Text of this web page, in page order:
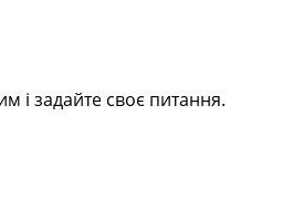
і задайте своє питання.